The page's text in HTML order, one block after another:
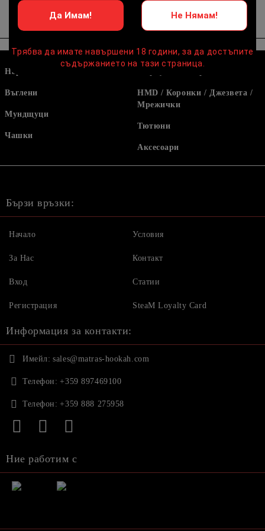
Наргилета
Въглени
Мундщуци
Чашки
HMD / Коронки / Джезвета /
Мрежички
Тютюни
Аксесоари
Бързи връзки:
Начало
За Нас
Вход
Регистрация
Условия
Контакт
Статии
SteaM Loyalty Card
Информация за контакти:
Имейл: sales@matras-hookah.com
Телефон: +359 897469100
Телефон: +359 888 275958
Ние работим с
Да Имам! Не Нямам!
Трябва да имате навършени 18 години, за да достъпите
съдържанието на тази страница.